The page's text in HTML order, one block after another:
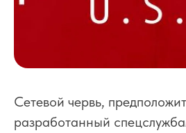
Сетевой червь,
разработанный